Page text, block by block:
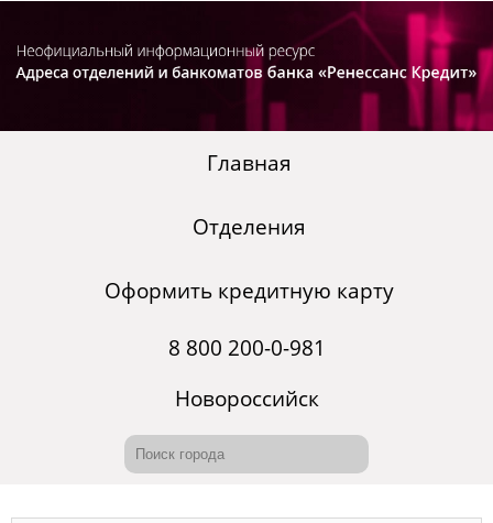
Главная
Отделения
Оформить кредитную карту
8 800 200-0-981
Новороссийск